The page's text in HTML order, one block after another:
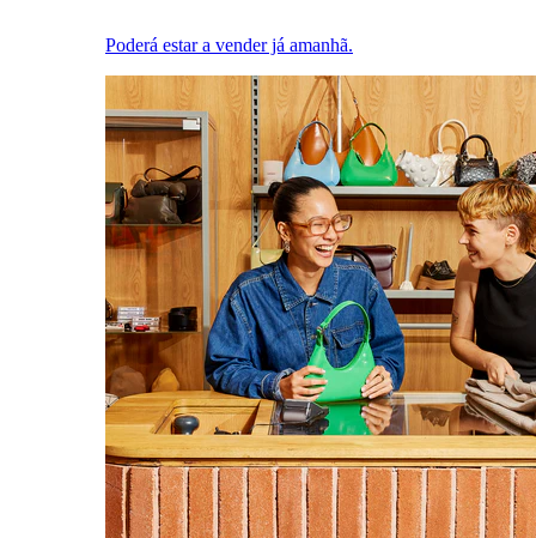
Poderá estar a vender já amanhã.